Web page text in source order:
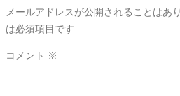
メールアドレスが公開されることはあ
は必須項目です
コメント ※